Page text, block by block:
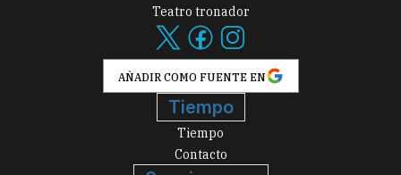
Teatro tronador
AÑADIR COMO FUENTE EN
Tiempo
Tiempo
Contacto